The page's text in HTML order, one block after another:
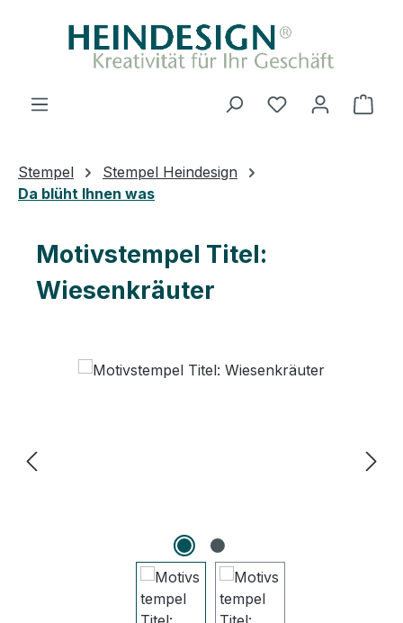
Zum Hauptinhalt springen
Du hast 0
Stempel
Stempel Heindesign
Da blüht Ihnen was
Motivstempel Titel:
Wiesenkräuter